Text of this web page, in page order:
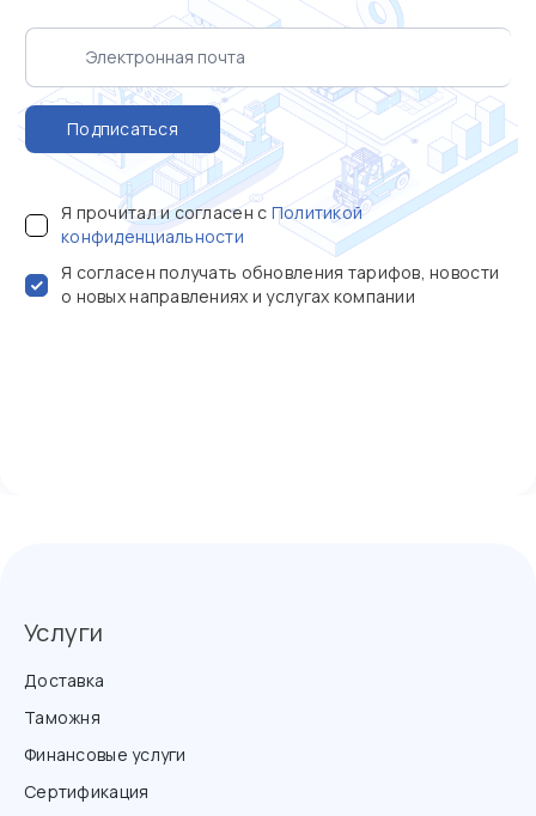
Подписаться
Я прочитал и согласен с Политикой
конфиденциальности
Я согласен получать обновления тарифов, новости
о новых направлениях и услугах компании
Услуги
Доставка
Таможня
Финансовые услуги
Сертификация